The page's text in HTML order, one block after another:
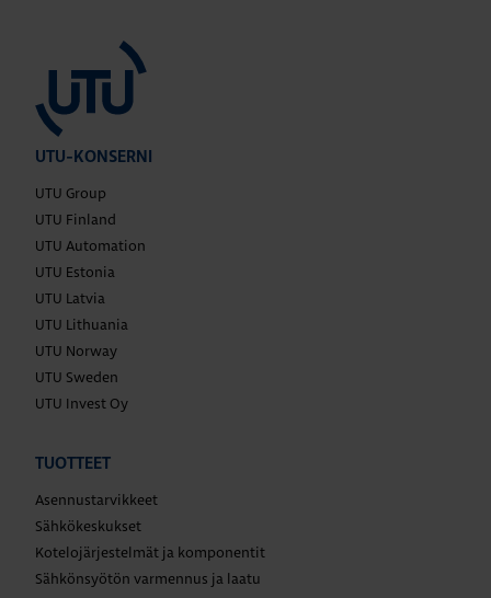
UTU-KONSERNI
UTU Group
UTU Finland
UTU Automation
UTU Estonia
UTU Latvia
UTU Lithuania
UTU Norway
UTU Sweden
UTU Invest Oy
TUOTTEET
Asennustarvikkeet
Sähkökeskukset
Kotelojärjestelmät ja komponentit
Sähkönsyötön varmennus ja laatu